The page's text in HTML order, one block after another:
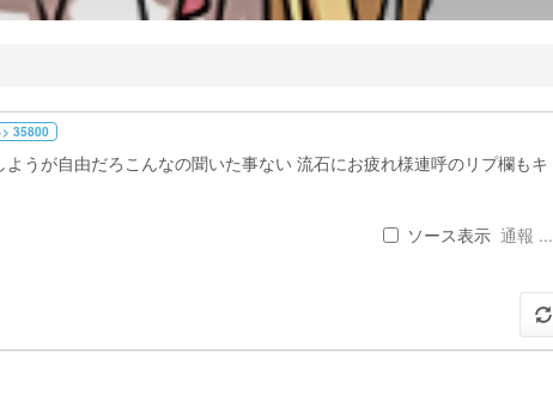
35800
うが自由だろこんなの聞いた事ない 流石にお疲れ様連呼のリプ欄もキ
ソース表示 通報 ...